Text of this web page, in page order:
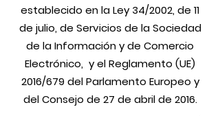
establecido en la Ley 34/2002, de 11
de julio, de Servicios de la Sociedad
de la Información y de Comercio
Electrónico, y el Reglamento (UE)
2016/679 del Parlamento Europeo y
del Consejo de 27 de abril de 2016.